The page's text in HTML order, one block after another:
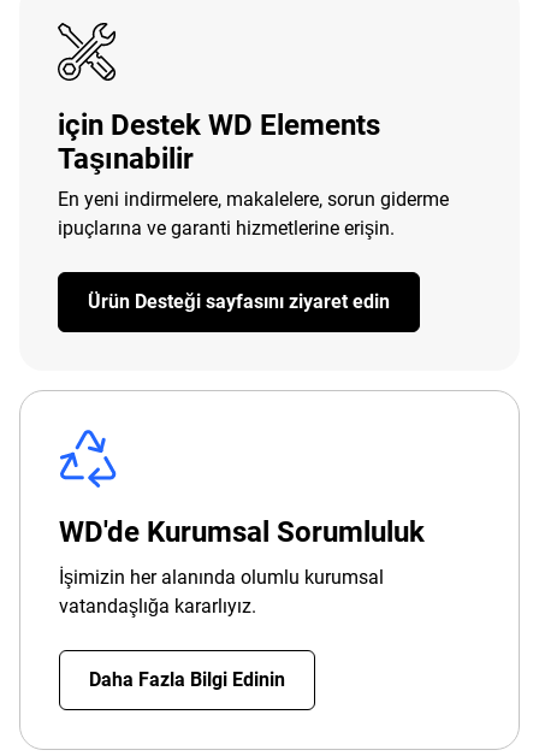
için Destek WD Elements
Taşınabilir
En yeni indirmelere, makalelere, sorun giderme
ipuçlarına ve garanti hizmetlerine erişin.
Ürün Desteği sayfasını ziyaret edin
WD'de Kurumsal Sorumluluk
İşimizin her alanında olumlu kurumsal
vatandaşlığa kararlıyız.
Daha Fazla Bilgi Edinin